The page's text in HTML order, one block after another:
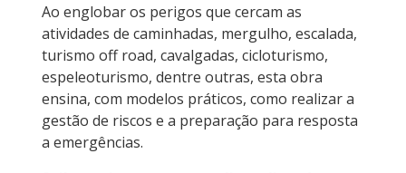
Ao englobar os perigos que cercam as
atividades de caminhadas, mergulho, escalada,
turismo off road, cavalgadas, cicloturismo,
espeleoturismo, dentre outras, esta obra
ensina, com modelos práticos, como realizar a
gestão de riscos e a preparação para resposta
a emergências.